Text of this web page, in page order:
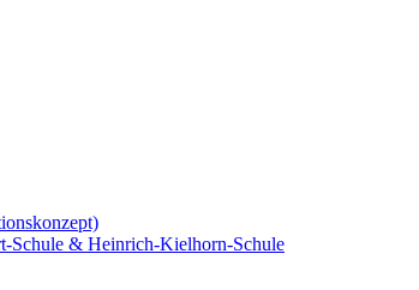
Schule & Heinrich-Kielhorn-Schule